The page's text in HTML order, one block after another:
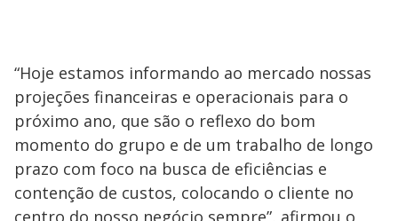
“Hoje estamos informando ao mercado nossas
projeções financeiras e operacionais para o
próximo ano, que são o reflexo do bom
momento do grupo e de um trabalho de longo
prazo com foco na busca de eficiências e
contenção de custos, colocando o cliente no
centro do nosso negócio sempre”, afirmou o